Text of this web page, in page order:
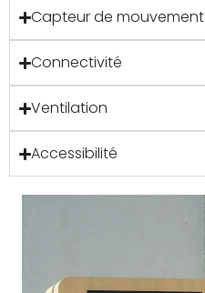
Capteur de mouvement
Connectivité
Ventilation
Accessibilité